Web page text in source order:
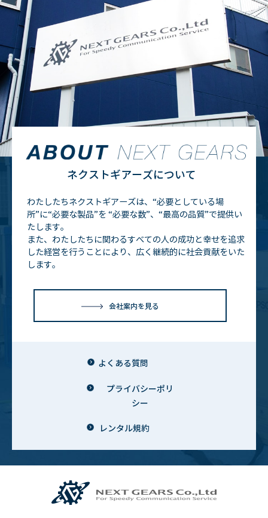
ネクストギアーズについて
わたしたちネクストギアーズは、“必要としている場
所”に“必要な製品”を “必要な数”、“最高の品質”で提供い
たします。
また、わたしたちに関わるすべての人の成功と幸せを追求
した経営を行うことにより、広く継続的に社会貢献をいた
します。
会社案内を見る
よくある質問
プライバシーポリ
シー
レンタル規約